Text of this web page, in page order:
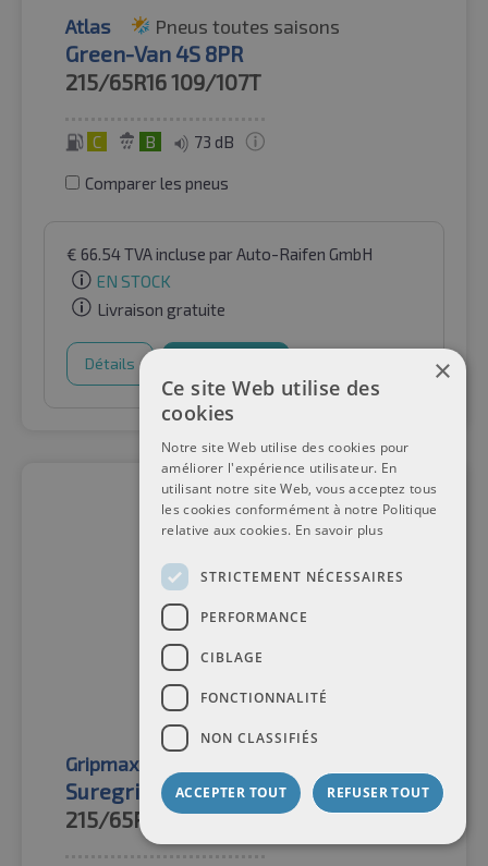
Atlas Pneus toutes saisons
Green-Van 4S 8PR
215/65R16109/107T
C B 73 dB
Comparer les pneus
€ 66.54TVA incluse par Auto-Raifen GmbH
EN STOCK
Livraison gratuite
Détails
Gripmax
Suregrip A/S Van 3PMSF
215/65R16C109/107T
×
Ce site Web utilise des
cookies
Notre site Web utilise des cookies pour
améliorer l'expérience utilisateur. En
utilisant notre site Web, vous acceptez tous
les cookies conformément à notre Politique
relative aux cookies. En savoir plus
STRICTEMENT NÉCESSAIRES
PERFORMANCE
CIBLAGE
FONCTIONNALITÉ
NON CLASSIFIÉS
ACCEPTER TOUT REFUSER TOUT